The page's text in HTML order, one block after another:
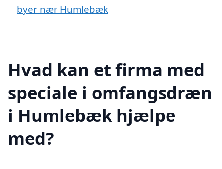
byer nær Humlebæk
Hvad kan et firma med
speciale i omfangsdræn
i Humlebæk hjælpe
med?